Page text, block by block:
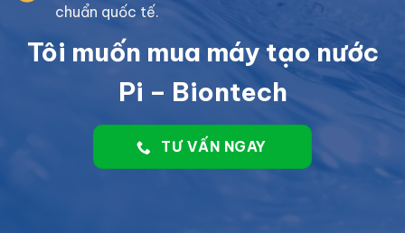
chuẩn quốc tế.
Tôi muốn mua máy tạo nước
Pi – Biontech
TƯ VẤN NGAY